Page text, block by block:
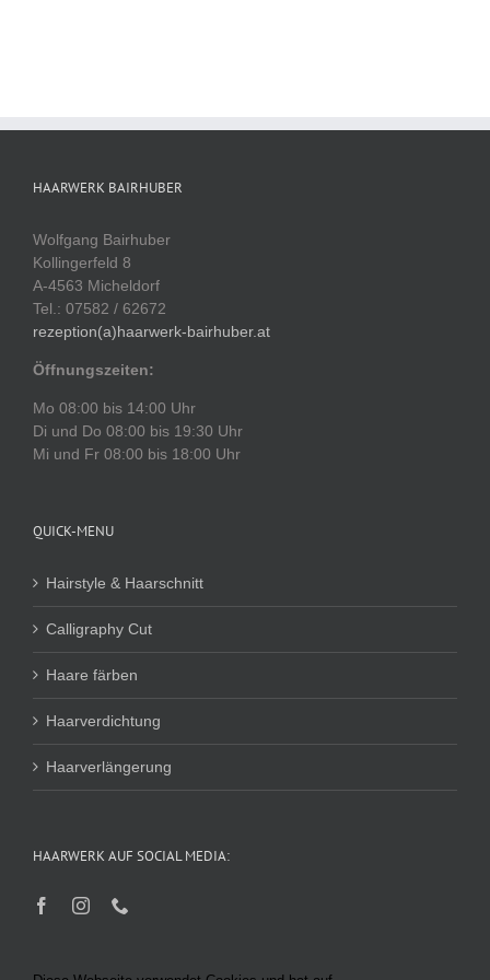
HAARWERK BAIRHUBER
Wolfgang Bairhuber
Kollingerfeld 8
A-4563 Micheldorf
Tel.: 07582 / 62672
rezeption(a)haarwerk-bairhuber.at
Öffnungszeiten:
Mo 08:00 bis 14:00 Uhr
Di und Do 08:00 bis 19:30 Uhr
Mi und Fr 08:00 bis 18:00 Uhr
QUICK-MENU
Hairstyle & Haarschnitt
Calligraphy Cut
Haare färben
Haarverdichtung
Haarverlängerung
HAARWERK AUF SOCIAL MEDIA: